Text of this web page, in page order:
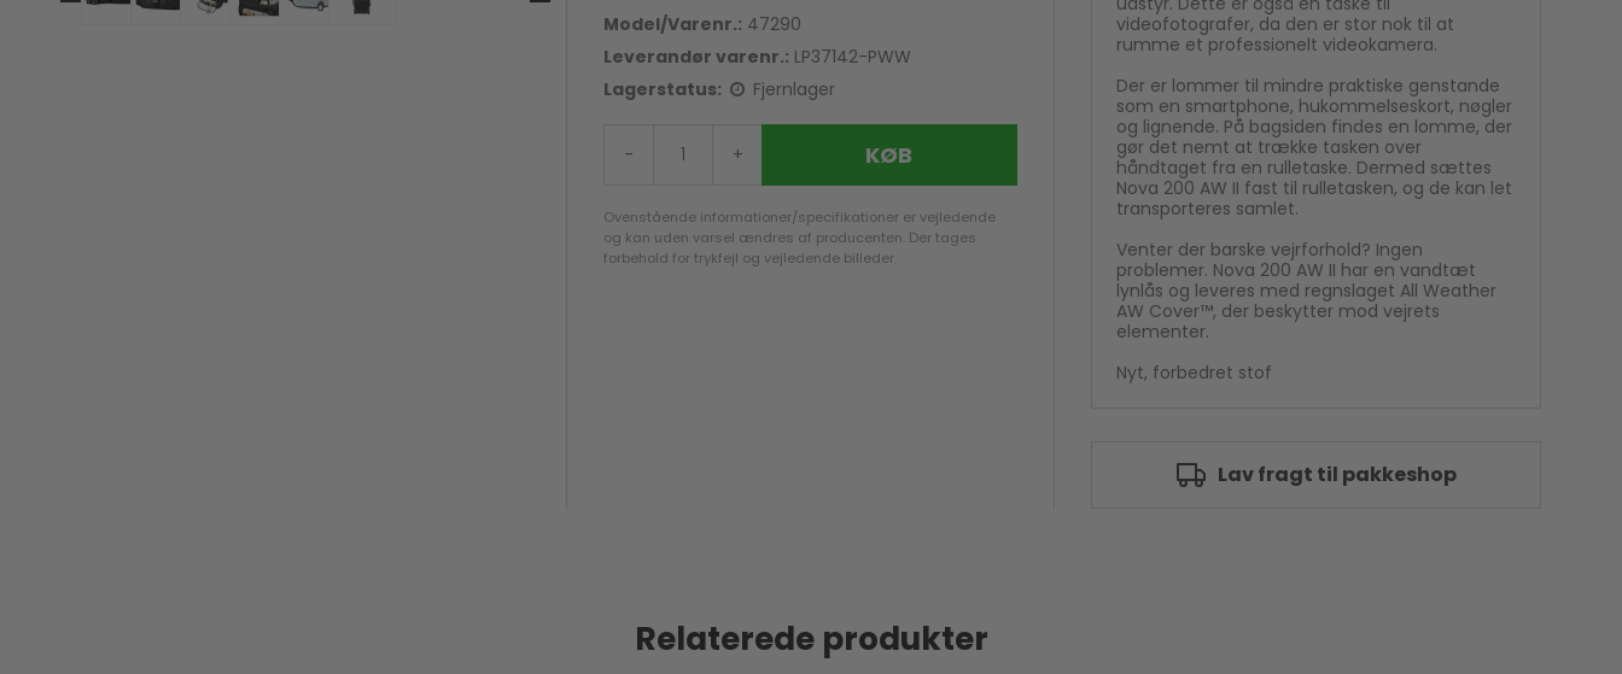
Model/Varenr.: 47290
Leverandør varenr.: LP37142-PWW
Lagerstatus:
Fjernlager
- + KØB
Ovenstående informationer/specifikationer er vejledende
og kan uden varsel ændres af producenten. Der tages
forbehold for trykfejl og vejledende billeder.
videofotografer, da den er stor nok til at
rumme et professionelt videokamera.
Der er lommer til mindre praktiske genstande
som en smartphone, hukommelseskort, nøgler
og lignende. På bagsiden findes en lomme, der
gør det nemt at trække tasken over
håndtaget fra en rulletaske. Dermed sættes
Nova 200 AW II fast til rulletasken, og de kan let
transporteres samlet.
Venter der barske vejrforhold? Ingen
problemer. Nova 200 AW II har en vandtæt
lynlås og leveres med regnslaget All Weather
AW Cover™, der beskytter mod vejrets
elementer.
Nyt, forbedret stof
Lav fragt til pakkeshop
Relaterede produkter